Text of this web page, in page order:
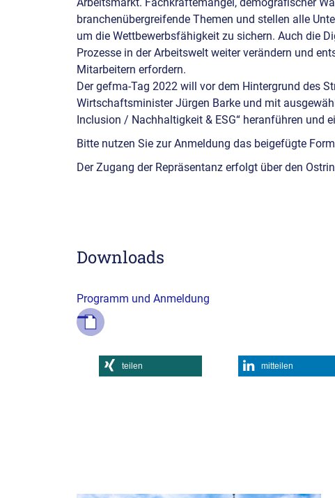
branchenübergreifende Themen und stellen alle
um die Wettbewerbsfähigkeit zu sichern. Auch die
Prozesse in der Arbeitswelt weiter verändern und
Mitarbeitern erfordern.
Der gefma-Tag 2022 will vor dem Hintergrund des
Wirtschaftsminister Jürgen Barke und mit
Inclusion / Nachhaltigkeit & ESG“ heranführen und
Bitte nutzen Sie zur Anmeldung das beigefügte
Der Zugang der Repräsentanz erfolgt über den
Downloads
Programm und Anmeldung
teilen mitteilen